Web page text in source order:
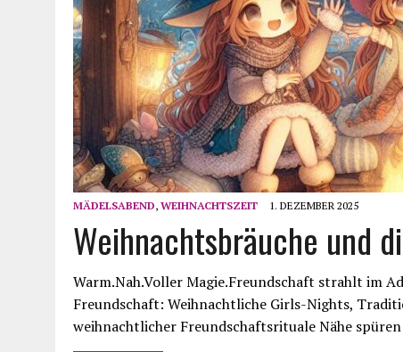
MÄDELSABEND, WEIHNACHTSZEIT 1. DEZEMBER 2025
Weihnachtsbräuche und
Warm.Nah.Voller Magie.Freundschaft strahlt im
Freundschaft: Weihnachtliche Girls-Nights,
weihnachtlicher Freundschaftsrituale Nähe